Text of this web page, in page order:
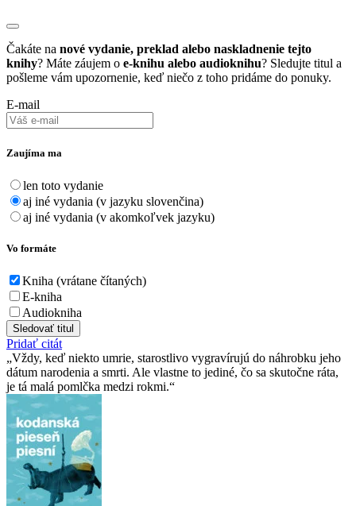
Čakáte na nové vydanie, preklad alebo naskladnenie tejto
knihy? Máte záujem o e-knihu alebo audioknihu? Sledujte titul a
pošleme vám upozornenie, keď niečo z toho pridáme do ponuky.
E-mail
Zaujíma ma
len toto vydanie
aj iné vydania (v jazyku slovenčina)
aj iné vydania (v akomkoľvek jazyku)
Vo formáte
Kniha (vrátane čítaných)
E-kniha
Audiokniha
Sledovať titul
Pridať citát
Vždy, keď niekto umrie, starostlivo vygravírujú do náhrobku jeho
dátum narodenia a smrti. Ale vlastne to jediné, čo sa skutočne ráta,
je tá malá pomlčka medzi rokmi.